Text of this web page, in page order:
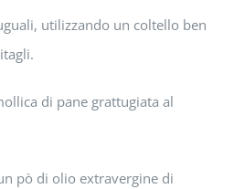
utilizzando un coltello ben
di pane grattugiata al
pò di olio extravergine di